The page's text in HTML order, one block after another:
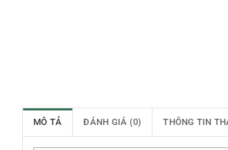
MÔ TẢ ĐÁNH GIÁ (0) THÔNG TIN